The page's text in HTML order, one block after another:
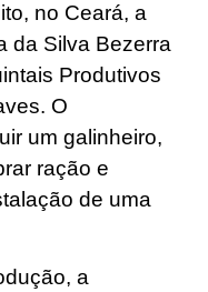
no Ceará, a
da Silva Bezerra
Produtivos
O
um galinheiro,
ração e
de uma
a